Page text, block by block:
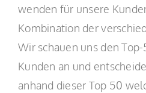
wenden für unsere
Kombination der
Wir schauen uns den
Kunden an und
anhand dieser Top 50